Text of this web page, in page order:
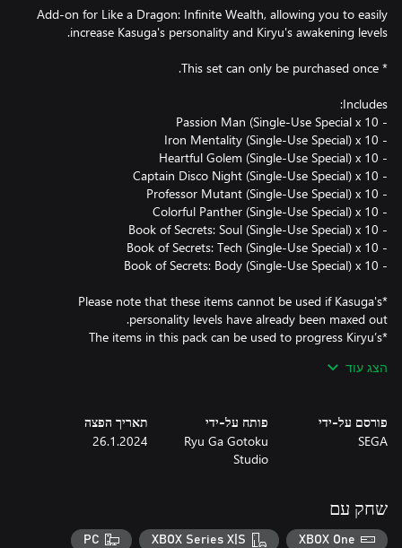
Add-on for Like a Dragon: Infinite Wealth, allowing you to easily
*Please note that these items cannot be used if Kasuga's
*The items in this pack can be used to progress Kiryu’s
is complete. They will become usable after reaching a certain
הצג עוד
פורסם על-ידי
SEGA
פותח על-ידי
Ryu Ga Gotoku
Studio
תאריך הפצה
26.1.2024
שחק עם
XBOX One
XBOX Series X|S
PC